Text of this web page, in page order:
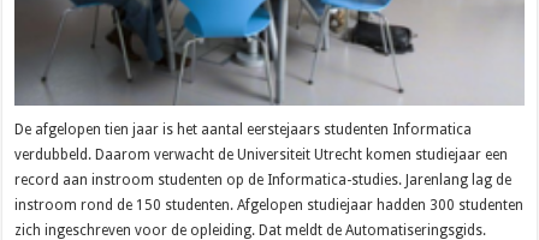
De afgelopen tien jaar is het aantal eerstejaars studenten Informatica
verdubbeld. Daarom verwacht de Universiteit Utrecht komen studiejaar een
record aan instroom studenten op de Informatica-studies. Jarenlang lag de
instroom rond de 150 studenten. Afgelopen studiejaar hadden 300 studenten
zich ingeschreven voor de opleiding. Dat meldt de Automatiseringsgids.